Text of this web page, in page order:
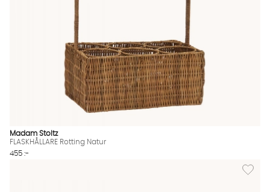
Madam Stoltz
FLASKHÅLLARE Rotting Natur
455 :-
Lägg